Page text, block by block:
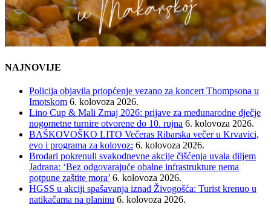
NAJNOVIJE
Policija objavila priopćenje vezano za koncert Thompsona u
Imotskom 6. kolovoza 2026.
Lino Cup & Mali Zmaj 2026: prijave za međunarodne dječje
nogometne turnire otvorene do 10. rujna 6. kolovoza 2026.
BAŠKOVOŠKO LITO Večeras Ribarska večer u Krvavici,
evo i programa za kolovoz: 6. kolovoza 2026.
Brodari pokrenuli svakodnevne akcije čišćenja uvala diljem
Jadrana: ‘Bez odgovarajuće obalne infrastrukture nema
potpune zaštite mora’ 6. kolovoza 2026.
HGSS u akciji spašavanja iznad Živogošća: Turist krenuo u
natikačama na planinu 6. kolovoza 2026.